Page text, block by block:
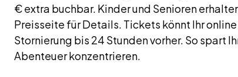
€ extra buchbar. Kinder und Senioren
Preisseite für Details. Tickets könnt Ihr
Stornierung bis 24 Stunden vorher. So spart
Abenteuer konzentrieren.